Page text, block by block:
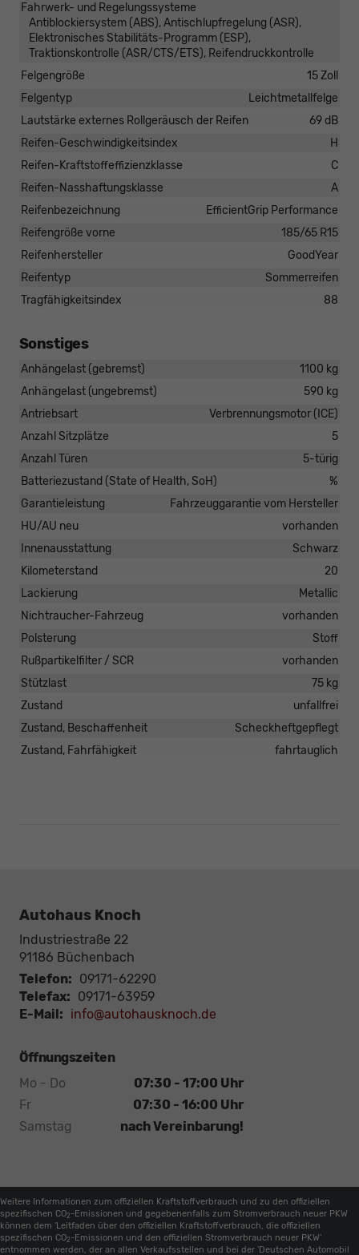
Fahrwerk- und Regelungssysteme
Antiblockiersystem (ABS), Antischlupfregelung (ASR),
Elektronisches Stabilitäts-Programm (ESP),
Traktionskontrolle (ASR/CTS/ETS), Reifendruckkontrolle
Felgengröße
15 Zoll
Felgentyp
Leichtmetallfelge
Lautstärke externes Rollgeräusch der Reifen
69 dB
Reifen-Geschwindigkeitsindex
H
Reifen-Kraftstoffeffizienzklasse
C
Reifen-Nasshaftungsklasse
A
Reifenbezeichnung
EfficientGrip Performance
Reifengröße vorne
185/65 R15
Reifenhersteller
GoodYear
Reifentyp
Sommerreifen
Tragfähigkeitsindex
88
Sonstiges
Anhängelast (gebremst)
1100 kg
Anhängelast (ungebremst)
590 kg
Antriebsart
Verbrennungsmotor (ICE)
Anzahl Sitzplätze
5
Anzahl Türen
5-türig
Batteriezustand (State of Health, SoH)
%
Garantieleistung
Fahrzeuggarantie vom Hersteller
HU/AU neu
vorhanden
Innenausstattung
Schwarz
Kilometerstand
20
Lackierung
Metallic
Nichtraucher-Fahrzeug
vorhanden
Polsterung
Stoff
Rußpartikelfilter / SCR
vorhanden
Stützlast
75 kg
Zustand
unfallfrei
Zustand, Beschaffenheit
Scheckheftgepflegt
Zustand, Fahrfähigkeit
fahrtauglich
Autohaus Knoch
Industriestraße 22
91186 Büchenbach
Telefon: 09171-62290
Telefax: 09171-63959
E-Mail: info@autohausknoch.de
Öffnungszeiten
Mo - Do
07:30 - 17:00 Uhr
Fr
07:30 - 16:00 Uhr
Samstag
nach Vereinbarung!
Weitere Informationen zum offiziellen Kraftstoffverbrauch und zu den offiziellen
spezifischen CO2 -Emissionen und gegebenenfalls zum Stromverbrauch neuer PKW
können dem 'Leitfaden über den offiziellen Kraftstoffverbrauch, die offiziellen
spezifischen CO2 -Emissionen und den offiziellen Stromverbrauch neuer PKW'
entnommen werden, der an allen Verkaufsstellen und bei der 'Deutschen Automobil